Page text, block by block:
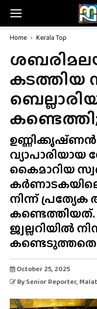
Home Kerala Top
കടത്തിയ
ഉണ്ണിക്കൃഷ്‌ണൻ
കൈമാറിയ
നിന്ന്
ജ്വല്ലറിയിൽ
October 25, 2025
By Senior Reporter,